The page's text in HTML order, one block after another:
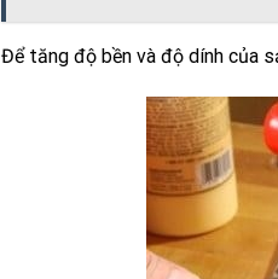
Để tăng độ bền và độ dính của